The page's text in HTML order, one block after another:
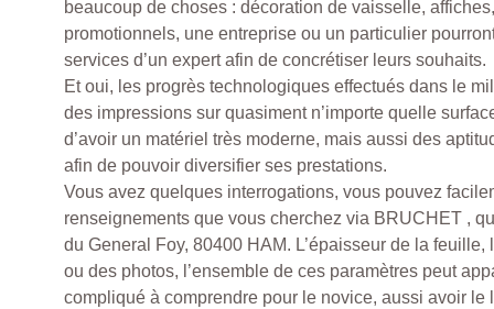
beaucoup de choses : décoration de vaisselle,
promotionnels, une entreprise ou un particulier
services d’un expert afin de concrétiser leurs souhaits.
Et oui, les progrès technologiques effectués dans le
des impressions sur quasiment n’importe quelle
d’avoir un matériel très moderne, mais aussi des
afin de pouvoir diversifier ses prestations.
Vous avez quelques interrogations, vous pouvez
renseignements que vous cherchez via BRUCHET ,
du General Foy, 80400 HAM. L’épaisseur de la feuille,
ou des photos, l’ensemble de ces paramètres peut
compliqué à comprendre pour le novice, aussi avoir le